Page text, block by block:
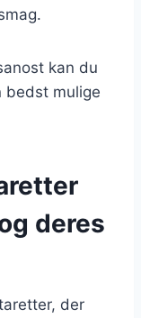
kan du
bedst mulige
deres
der